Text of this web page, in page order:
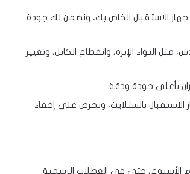
الاستقبال الخاص بك، ونضمن لك جودة
التواء الإبرة، وانقطاع الكابل، وتغيير
بأعلى جودة ودقة.
الاستقبال بالستلايت، ونحرص على إخفاء